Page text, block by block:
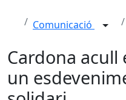
Comunicació
Cardona acull
un